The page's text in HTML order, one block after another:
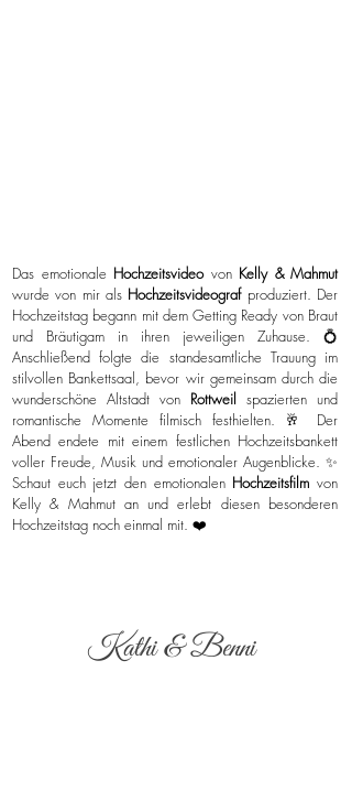
Das emotionale Hochzeitsvideovon Kelly & Mahmut
wurde von mir als Hochzeitsvideograf produziert. Der
Hochzeitstag begann mit dem Getting Ready von Braut
und Bräutigam in ihren jeweiligen Zuhause. 💍
Anschließend folgte die standesamtliche Trauung im
stilvollen Bankettsaal, bevor wir gemeinsam durch die
wunderschöne Altstadt von Rottweil spazierten und
romantische Momente filmisch festhielten. 🥂 Der
Abend endete mit einem festlichen Hochzeitsbankett
voller Freude, Musik und emotionaler Augenblicke. ✨
Schaut euch jetzt den emotionalen Hochzeitsfilmvon
Kelly & Mahmut an und erlebt diesen besonderen
Hochzeitstag noch einmal mit. ❤️
Kathi & Benni